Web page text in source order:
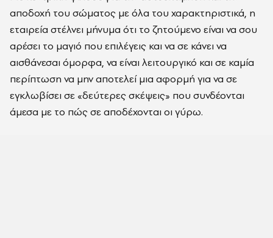
αποδοχή του σώματος με όλα του χαρακτηριστικά, η
εταιρεία στέλνει μήνυμα ότι το ζητούμενο είναι να σου
αρέσει το μαγιό που επιλέγεις και να σε κάνει να
αισθάνεσαι όμορφα, να είναι λειτουργικό και σε καμία
περίπτωση να μην αποτελεί μια αφορμή για να σε
εγκλωβίσει σε «δεύτερες σκέψεις» που συνδέονται
άμεσα με το πώς σε αποδέχονται οι γύρω.